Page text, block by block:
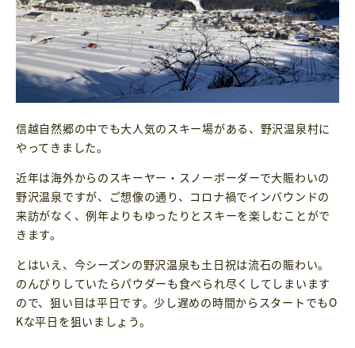
信越自然郷の中でも大人気のスキー場がある、野沢温泉村に
やってきました。
近年は海外からのスキーヤー・スノーボーダーで大賑わいの
野沢温泉ですが、ご想像の通り、コロナ禍でインバウンドの
来訪がなく、例年よりもゆったりとスキーを楽しむことがで
きます。
とはいえ、今シーズンの野沢温泉も土日祝は流石の賑わい。
のんびりしていたらパウダーも食べられ尽くしてしまいます
ので、狙い目は平日です。少し遅めの時間からスタートでもO
Kな平日を狙いましょう。